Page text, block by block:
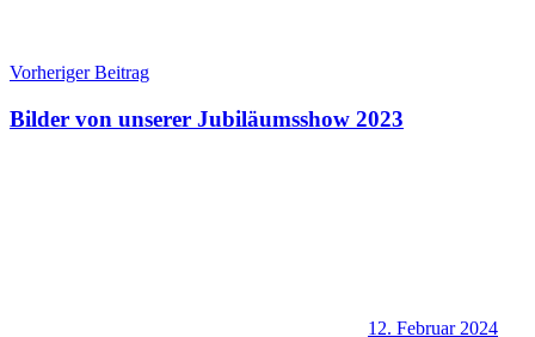
Beitragsnavigation
Vorheriger Beitrag
Bilder von unserer Jubiläumsshow 2023
12. Februar 2024